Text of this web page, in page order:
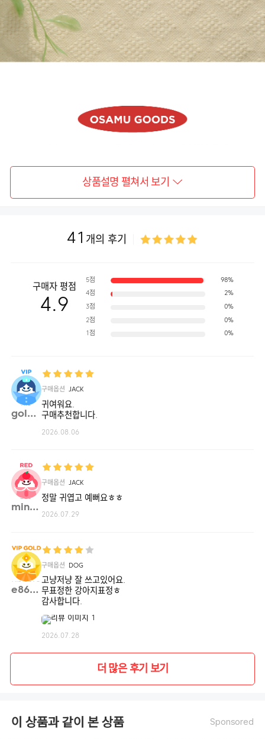
상품설명 펼쳐서 보기
41 개의 후기
구매자 평점
4.9
5점 98%
4점 2%
3점 0%
2점 0%
1점 0%
goldg**
구매옵션 JACK
귀여워요.
구매추천합니다.
2026.08.06
mingb**
구매옵션 JACK
정말 귀엽고 예뻐요ㅎㅎ
2026.07.29
e8601**
구매옵션 DOG
고냥저냥 잘 쓰고있어요.
무표정한 강아지표정ㅎ
감사합니다.
2026.07.28
더 많은 후기 보기
이 상품과 같이 본 상품 Sponsored